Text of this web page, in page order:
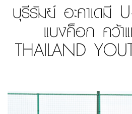
บุรีรัมย์ อะคาเดมี
แบงค็อก คว้า
THAILAND